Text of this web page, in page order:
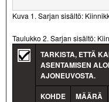
Kuva 1. Sarjan sisältö:
Taulukko 2. Sarjan sisältö:
TARKISTA, ETTÄ
ASENTAMISEN
AJONEUVOSTA.
KOHDE
MÄÄRÄ